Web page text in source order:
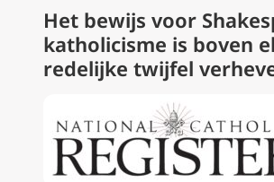
Het bewijs voor
katholicisme is boven
redelijke twijfel